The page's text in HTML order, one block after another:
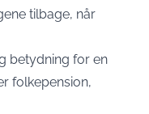
tilbage, når
betydning for en
folkepension,